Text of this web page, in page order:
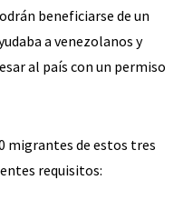
beneficiarse de un
a venezolanos y
al país con un permiso
migrantes de estos tres
requisitos: